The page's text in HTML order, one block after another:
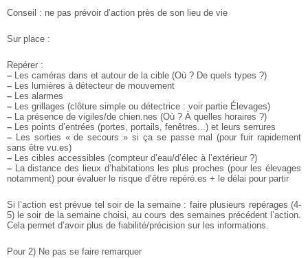
Conseil : ne pas prévoir d’action près de son lieu de vie
Sur place :
Repérer :
– Les caméras dans et autour de la cible (Où ? De quels types ?)
– Les lumières à détecteur de mouvement
– Les alarmes
– Les grillages (clôture simple ou détectrice : voir partie Élevages)
– La présence de vigiles/de chien.nes (Où ? À quelles horaires ?)
– Les points d’entrées (portes, portails, fenêtres...) et leurs serrures
– Les sorties « de secours » si ça se passe mal (pour fuir rapidement
sans être vu.es)
– Les cibles accessibles (compteur d’eau/d’élec à l’extérieur ?)
– La distance des lieux d’habitations les plus proches (pour les élevages
notamment) pour évaluer le risque d’être repéré.es + le délai pour partir
Si l’action est prévue tel soir de la semaine : faire plusieurs repérages (4-
5) le soir de la semaine choisi, au cours des semaines précédent l’action.
Cela permet d’avoir plus de fiabilité/précision sur les informations.
Pour 2) Ne pas se faire remarquer